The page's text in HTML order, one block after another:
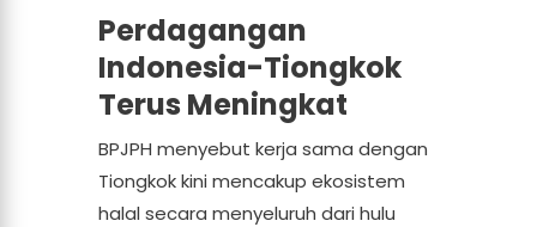
Perdagangan
Indonesia-Tiongkok
Terus Meningkat
BPJPH menyebut kerja sama dengan
Tiongkok kini mencakup ekosistem
halal secara menyeluruh dari hulu